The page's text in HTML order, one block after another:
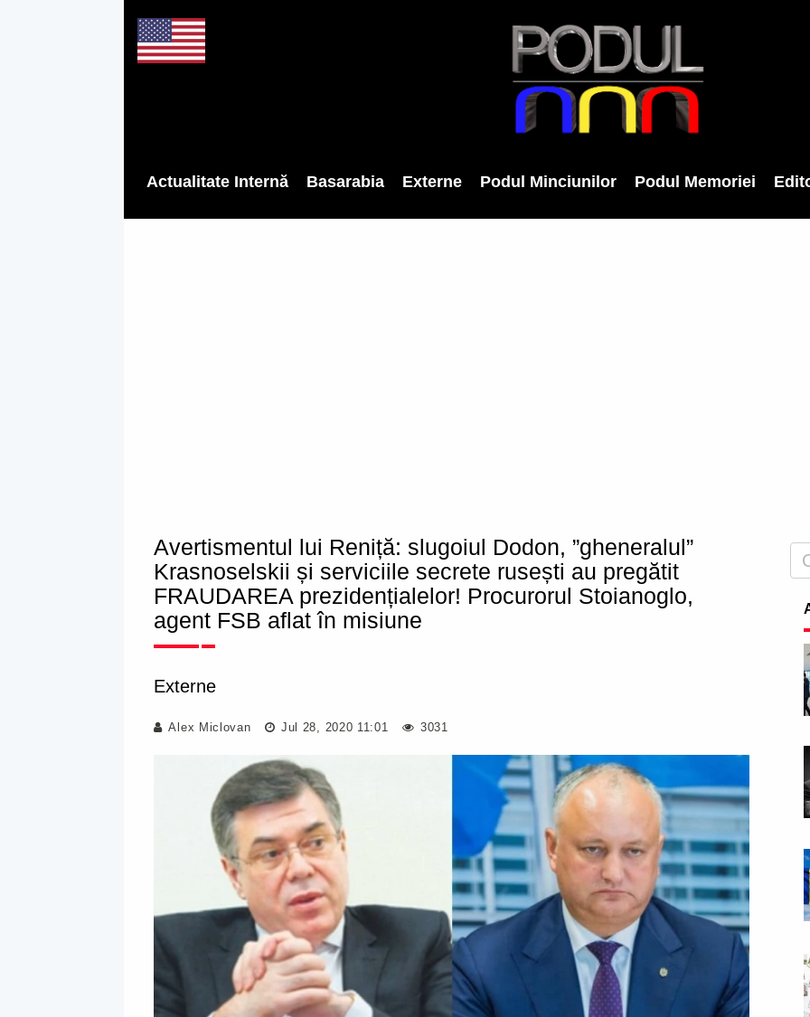
Actualitate Internă Basarabia Externe Podul Minciunilor Podul Memoriei
Avertismentul lui Reniță: slugoiul Dodon, ”gheneralul”
Krasnoselskii și serviciile secrete rusești au pregătit
FRAUDAREA prezidențialelor! Procurorul Stoianoglo,
agent FSB aflat în misiune
Externe
Alex Miclovan Jul 28, 2020 11:01 3031